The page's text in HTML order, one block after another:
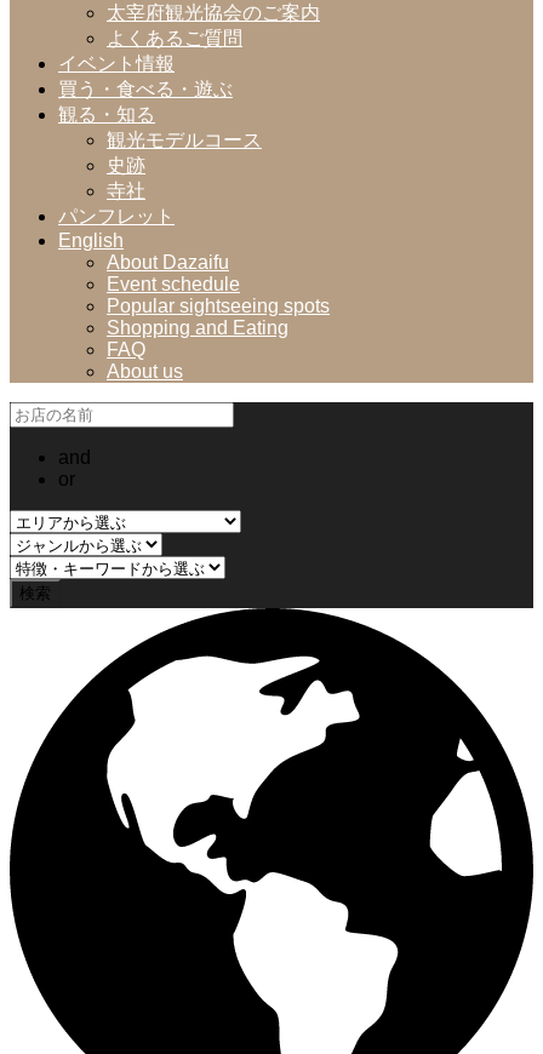
太宰府観光協会のご案内
よくあるご質問
イベント情報
買う・食べる・遊ぶ
観る・知る
観光モデルコース
史跡
寺社
パンフレット
English
About Dazaifu
Event schedule
Popular sightseeing spots
Shopping and Eating
FAQ
About us
and
or